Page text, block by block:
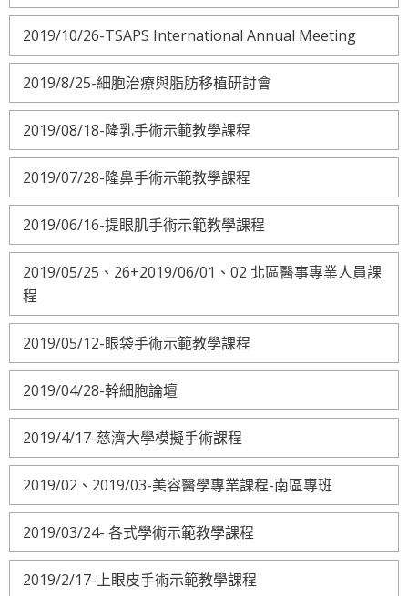
2019/10/26-TSAPS International Annual Meeting
2019/8/25-細胞治療與脂肪移植研討會
2019/08/18-隆乳手術示範教學課程
2019/07/28-隆鼻手術示範教學課程
2019/06/16-提眼肌手術示範教學課程
2019/05/25、26+2019/06/01、02 北區醫事專業人員課
程
2019/05/12-眼袋手術示範教學課程
2019/04/28-幹細胞論壇
2019/4/17-慈濟大學模擬手術課程
2019/02、2019/03-美容醫學專業課程-南區專班
2019/03/24- 各式學術示範教學課程
2019/2/17-上眼皮手術示範教學課程